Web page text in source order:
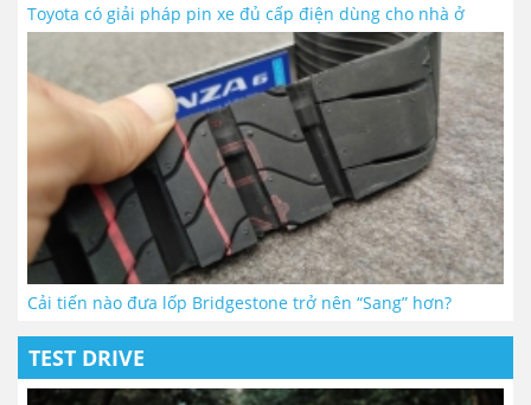
Toyota có giải pháp pin xe đủ cấp điện dùng cho nhà ở
Cải tiến nào đưa lốp Bridgestone trở nên “Sang” hơn?
TEST DRIVE